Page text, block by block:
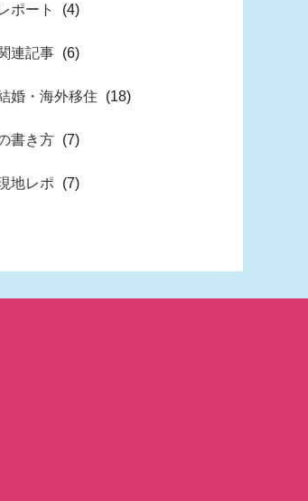
ポート (4)
連記事 (6)
婚・海外移住 (18)
書き方 (7)
地レポ (7)